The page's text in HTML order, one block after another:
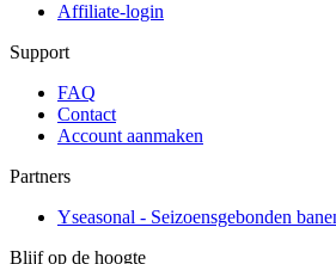
Affiliate-login
Support
FAQ
Contact
Account aanmaken
Partners
Yseasonal - Seizoensgebonden
Blijf op de hoogte